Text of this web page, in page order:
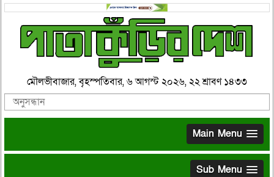
মৌলভীবাজার, বৃহস্পতিবার, ৬ আগস্ট ২০২৬, ২২ শ্রাবণ ১৪৩৩
Main Menu
Sub Menu